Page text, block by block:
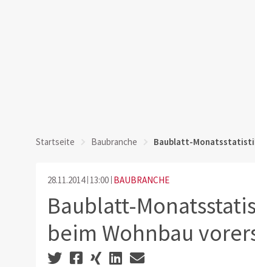
Startseite Baubranche Baublatt-
28.11.2014 13:00 BAUBRANCHE
Baublatt-
beim Wohnbau